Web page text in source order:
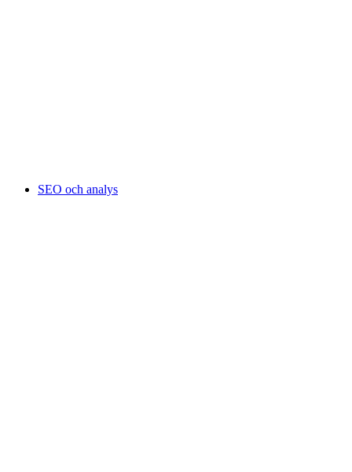
SEO och analys